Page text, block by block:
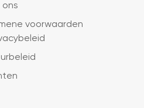
ons
voorwaarden